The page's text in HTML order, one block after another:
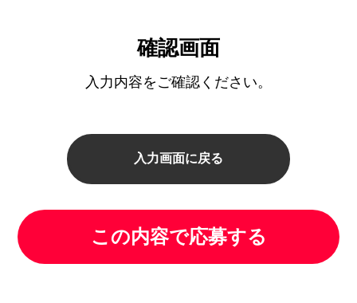
確認画面
入力内容をご確認ください。
入力画面に戻る